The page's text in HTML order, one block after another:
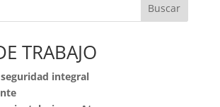
Buscar
TRABAJO
integral